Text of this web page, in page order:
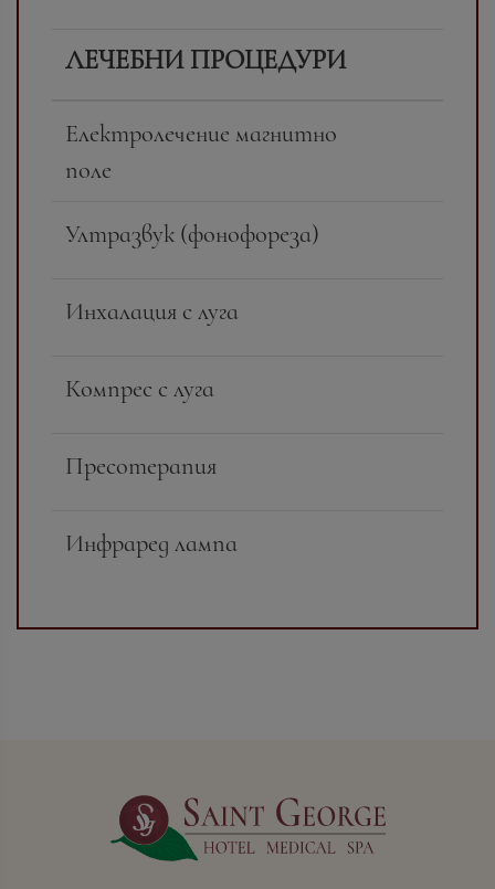
ЛЕЧЕБНИ ПРОЦЕДУРИ
Електролечение магнитно
поле
Ултразвук (фонофореза)
Инхалация с луга
Компрес с луга
Пресотерапия
Инфраред лампа